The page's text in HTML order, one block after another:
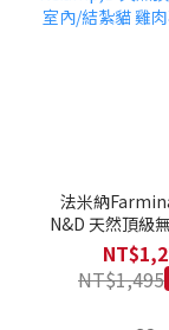
法米納
N&D 天然頂級無
內/結紮貓 雞肉
NT$1,495